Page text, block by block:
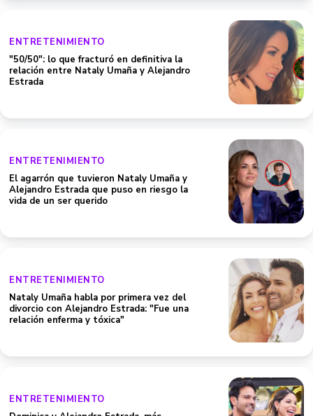
ENTRETENIMIENTO
"50/50": lo que fracturó en definitiva la
relación entre Nataly Umaña y Alejandro
Estrada
ENTRETENIMIENTO
El agarrón que tuvieron Nataly Umaña y
Alejandro Estrada que puso en riesgo la
vida de un ser querido
ENTRETENIMIENTO
Nataly Umaña habla por primera vez del
divorcio con Alejandro Estrada: "Fue una
relación enferma y tóxica"
ENTRETENIMIENTO